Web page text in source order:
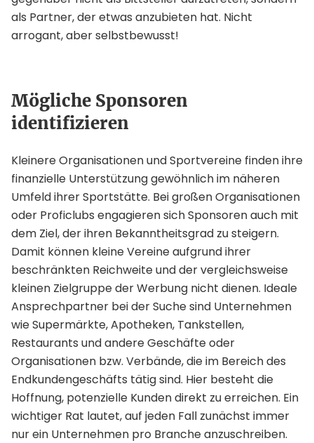
als Partner, der etwas anzubieten hat. Nicht
arrogant, aber selbstbewusst!
Mögliche Sponsoren
identifizieren
Kleinere Organisationen und Sportvereine finden ihre
finanzielle Unterstützung gewöhnlich im näheren
Umfeld ihrer Sportstätte. Bei großen Organisationen
oder Proficlubs engagieren sich Sponsoren auch mit
dem Ziel, der ihren Bekanntheitsgrad zu steigern.
Damit können kleine Vereine aufgrund ihrer
beschränkten Reichweite und der vergleichsweise
kleinen Zielgruppe der Werbung nicht dienen. Ideale
Ansprechpartner bei der Suche sind Unternehmen
wie Supermärkte, Apotheken, Tankstellen,
Restaurants und andere Geschäfte oder
Organisationen bzw. Verbände, die im Bereich des
Endkundengeschäfts tätig sind. Hier besteht die
Hoffnung, potenzielle Kunden direkt zu erreichen. Ein
wichtiger Rat lautet, auf jeden Fall zunächst immer
nur ein Unternehmen pro Branche anzuschreiben.